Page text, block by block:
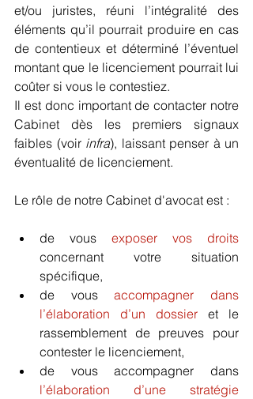
et/ou juristes, réuni l’intégralité des
éléments qu’il pourrait produire en cas
de contentieux et déterminé l’éventuel
montant que le licenciement pourrait lui
coûter si vous le contestiez.
Il est donc important de contacter notre
Cabinet dès les premiers signaux
faibles (voir infra), laissant penser à un
éventualité de licenciement.
Le rôle de notre Cabinet d'avocat est :
de vous exposer vos droits
concernant votre situation
spécifique,
de vous accompagner dans
l’élaboration d’un dossier et le
rassemblement de preuves pour
contester le licenciement,
l’élaboration d’une stratégie